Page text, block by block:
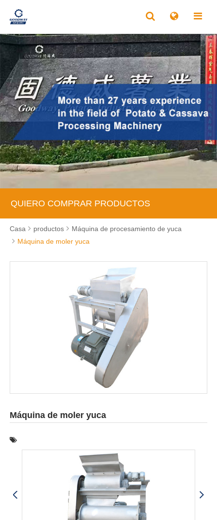
QUIERO COMPRAR PRODUCTOS
Casa productos
Máquina de procesamiento de yuca
Máquina de moler yuca
Máquina de moler yuca